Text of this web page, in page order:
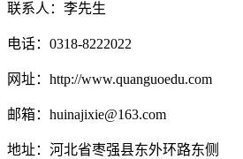
联系人：李先生
电话：0318-8222022
网址：http://www.quanguoedu.com
邮箱：huinajixie@163.com
地址：河北省枣强县东外环路东侧